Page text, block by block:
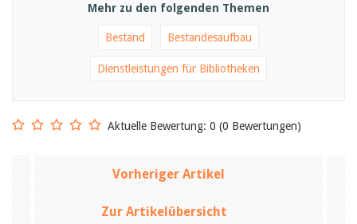
September 2025
Februar 2025
2023
2022
2021
2020
2019
Mehr zu den folgenden Themen
Bestand Bestandesaufbau
Dienstleistungen für Bibliotheken
Aktuelle Bewertung: 0 (0 Bewertungen)
Vorheriger Artikel
Zur Artikelübersicht